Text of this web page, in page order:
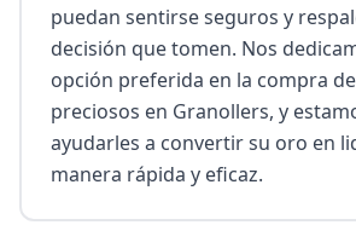
puedan sentirse seguros y
decisión que tomen. Nos
opción preferida en la compra
preciosos en Granollers, y
ayudarles a convertir su oro en
manera rápida y eficaz.